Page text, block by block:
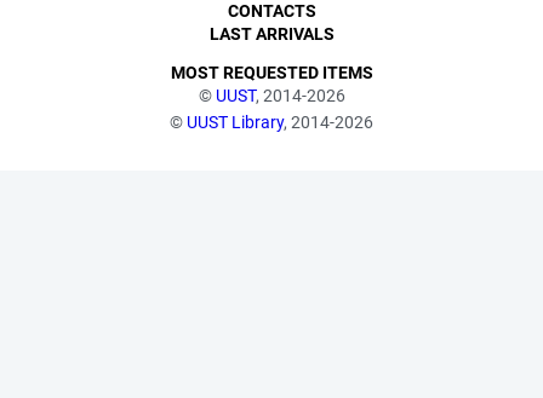
© UUST, 2014-2026
© UUST Library, 2014-2026
CONTACTS
LAST ARRIVALS
MOST REQUESTED ITEMS